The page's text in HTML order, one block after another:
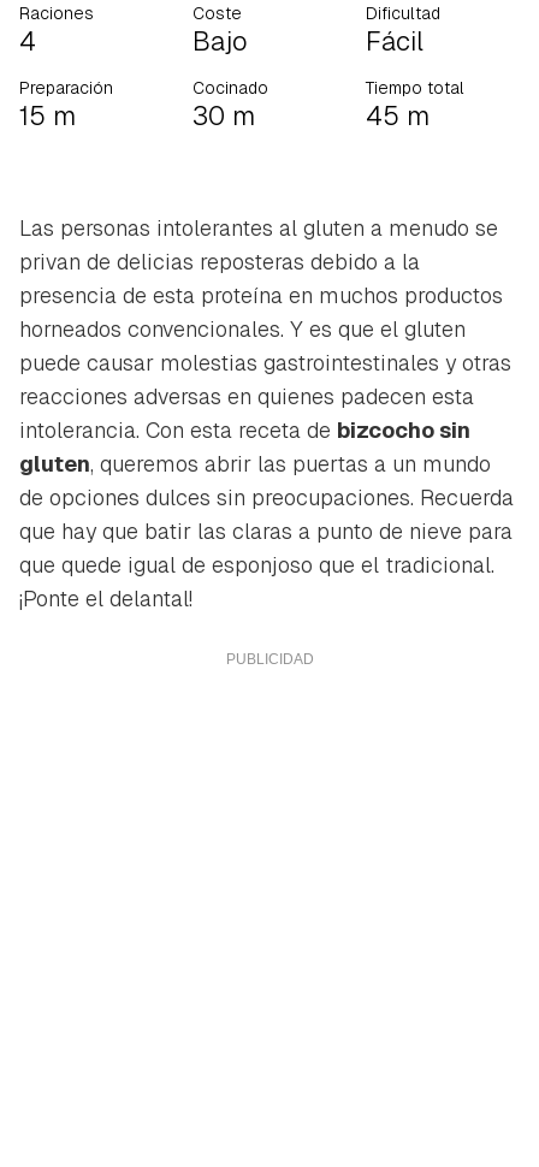
Raciones
4
Coste
Bajo
Dificultad
Fácil
Preparación
15 m
Cocinado
30 m
Tiempo total
45 m
Las personas intolerantes al gluten a menudo se
privan de delicias reposteras debido a la
presencia de esta proteína en muchos productos
horneados convencionales. Y es que el gluten
puede causar molestias gastrointestinales y otras
reacciones adversas en quienes padecen esta
intolerancia. Con esta receta de bizcocho sin
gluten, queremos abrir las puertas a un mundo
de opciones dulces sin preocupaciones. Recuerda
que hay que batir las claras a punto de nieve para
que quede igual de esponjoso que el tradicional.
¡Ponte el delantal!